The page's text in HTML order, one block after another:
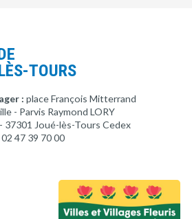
TOURS
: place François Mitterrand
- Parvis Raymond LORY
37301 Joué-lès-Tours Cedex
47 39 70 00